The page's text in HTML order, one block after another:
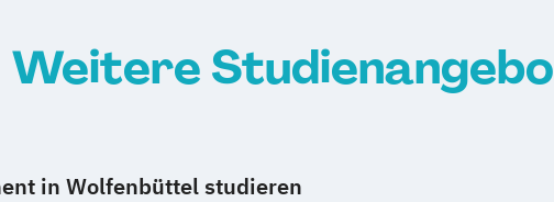
Weitere
in Wolfenbüttel studieren